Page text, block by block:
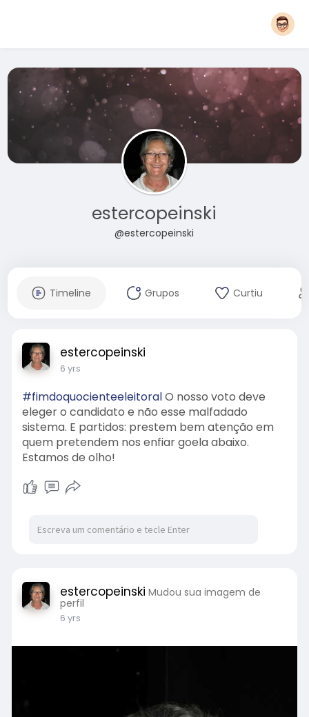
estercopeinski
@estercopeinski
Timeline Grupos Curtiu
estercopeinski
6 yrs
#fimdoquocienteeleitoralO nosso voto deve
eleger o candidato e não esse malfadado
sistema. E partidos: prestem bem atenção em
quem pretendem nos enfiar goela abaixo.
Estamos de olho!
estercopeinski Mudou sua imagem de
perfil
6 yrs